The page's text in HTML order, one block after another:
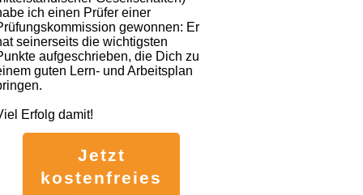
ich einen Prüfer einer
gewonnen: Er
seinerseits die wichtigsten
aufgeschrieben, die Dich zu
guten Lern- und Arbeitsplan
Erfolg damit!
Jetzt
kostenfreies